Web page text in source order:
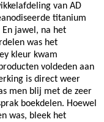
van AD
titanium
jawel, na het
was het
kleur kwam
voldeden aan
is direct weer
men blij met de zeer
boekdelen. Hoewel
was, bleek het